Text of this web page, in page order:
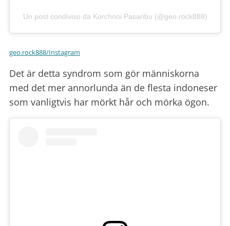
Un post condiviso da Korchnoi Pasaribu (@geo.rock888)
geo.rock888/Instagram
Det är detta syndrom som gör människorna
med det mer annorlunda än de flesta indoneser
som vanligtvis har mörkt hår och mörka ögon.